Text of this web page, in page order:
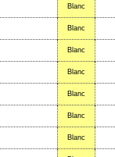
Blanc
Blanc
Blanc
Blanc
Blanc
Blanc
Blanc